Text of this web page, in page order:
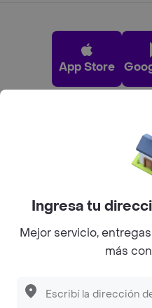
App Store
Pide tu comida favorita
Ingresa tu
Mejor servicio,
más